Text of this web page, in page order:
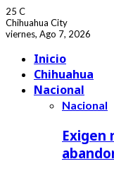
25 C
Chihuahua City
viernes, Ago 7, 2026
Inicio
Chihuahua
Nacional
Nacional
Exigen